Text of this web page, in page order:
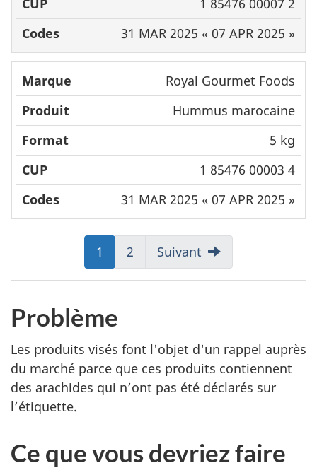
1 85476 00007 2
31 MAR 2025 « 07 APR 2025 »
Royal Gourmet Foods
Hummus marocaine
5 kg
1 85476 00003 4
31 MAR 2025 « 07 APR 2025 »
Aller
à:
1
Aller
à:
2 Suivant
Problème
Les produits visés font l'objet d'un rappel auprès
du marché parce que ces produits contiennent
des arachides qui n’ont pas été déclarés sur
l’étiquette.
Ce que vous devriez faire